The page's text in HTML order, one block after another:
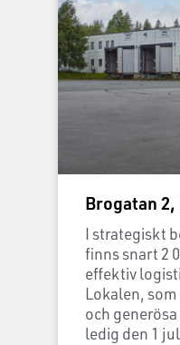
Brogatan
I strategiskt
finns snart 2
effektiv
Lokalen,
och
ledig den 1